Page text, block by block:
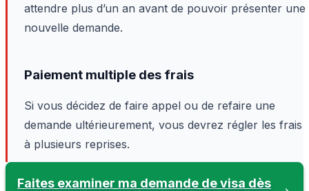
attendre plus d’un an avant de pouvoir présenter une
nouvelle demande.
Paiement multiple des frais
Si vous décidez de faire appel ou de refaire une
demande ultérieurement, vous devrez régler les frais
à plusieurs reprises.
Faites examiner ma demande de visa dès